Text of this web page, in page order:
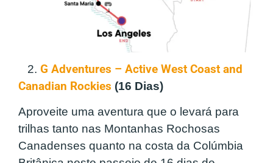
2. G Adventures – Active West Coast and
Canadian Rockies (16 Dias)
Aproveite uma aventura que o levará para
trilhas tanto nas Montanhas Rochosas
Canadenses quanto na costa da Colúmbia